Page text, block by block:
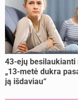
43-ejų besilaukianti
„13-metė dukra
ją išdaviau“